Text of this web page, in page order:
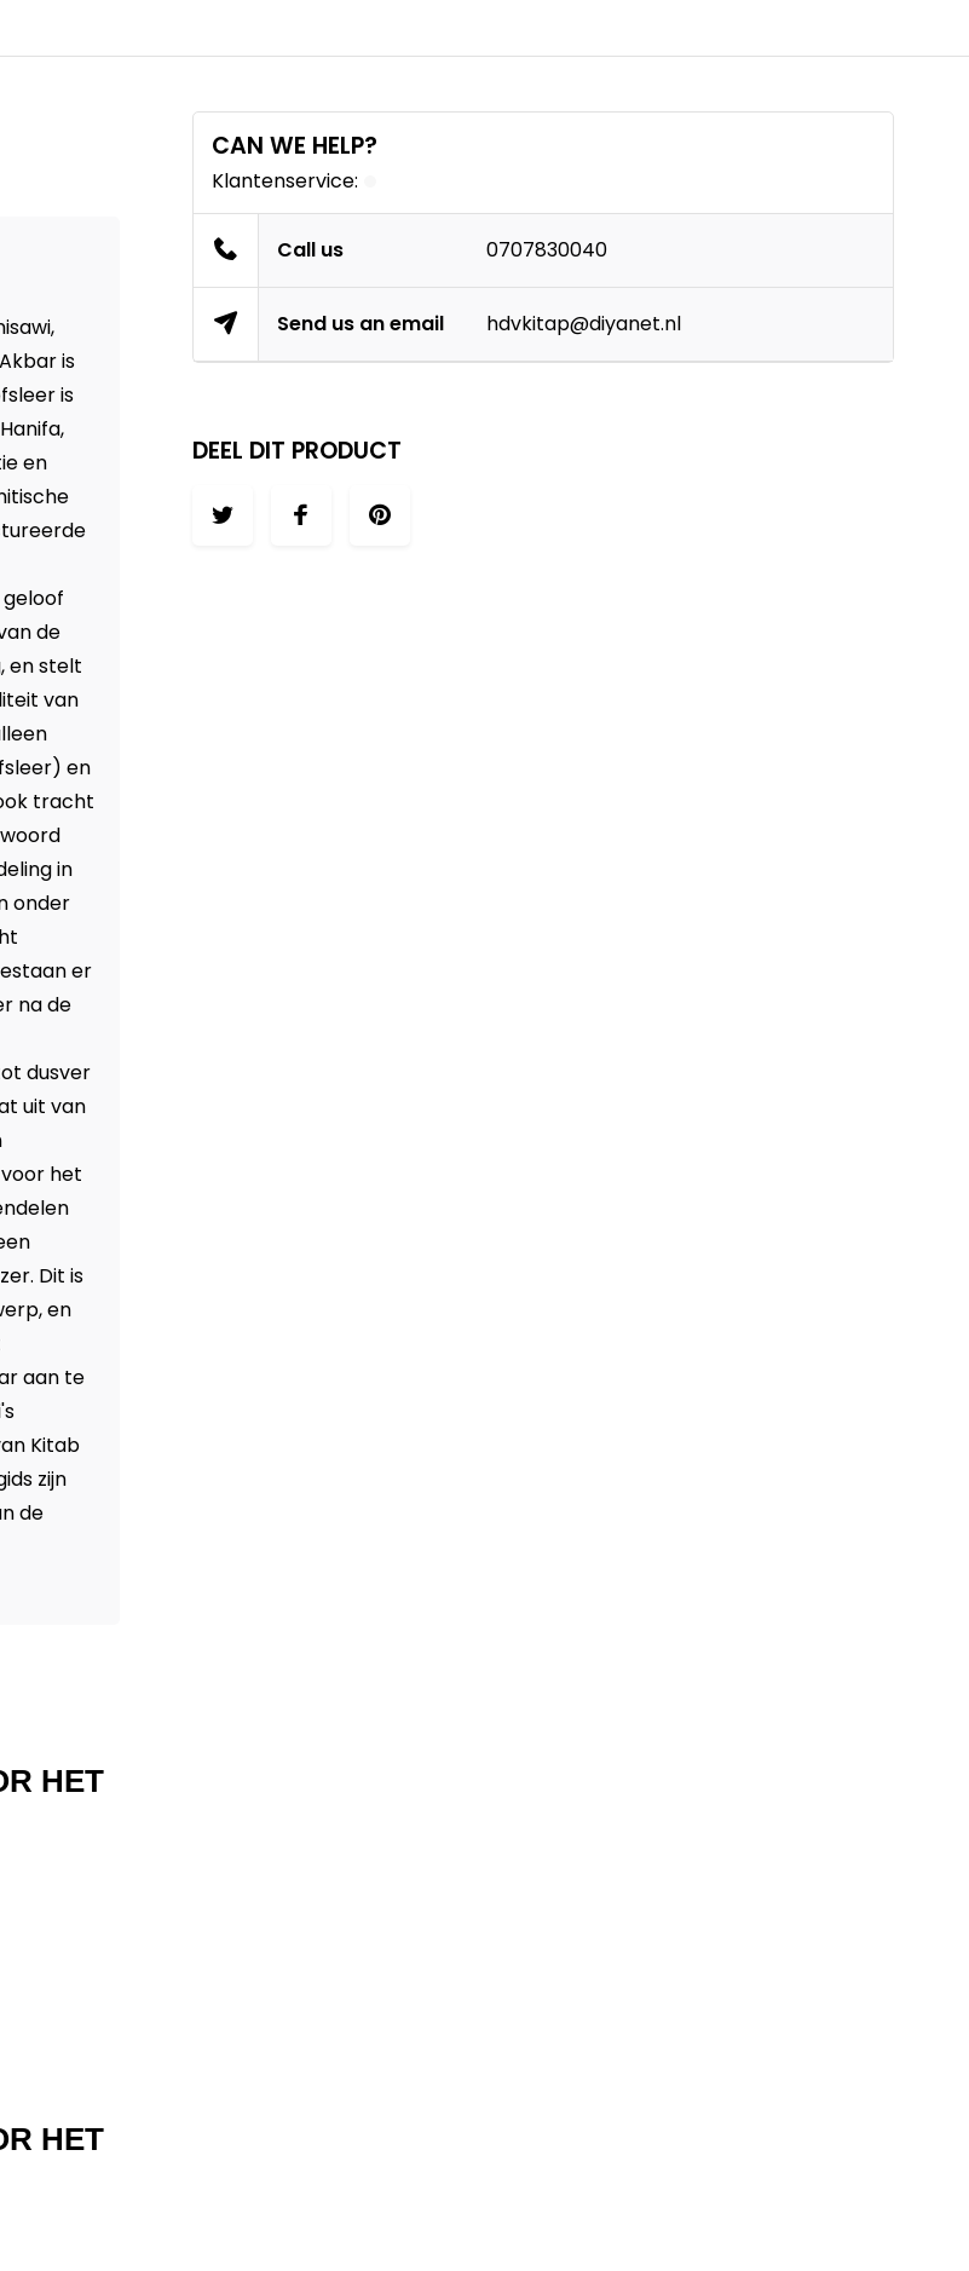
is
is
en
de
en stelt
van
en
tracht
in
onder
er
na de
dusver
uit van
het
Dit is
en
aan te
Kitab
zijn
de
CAN WE HELP?
Klantenservice:
Call us 0707830040
Send us an email hdvkitap@diyanet.nl
DEEL DIT PRODUCT
HET
HET